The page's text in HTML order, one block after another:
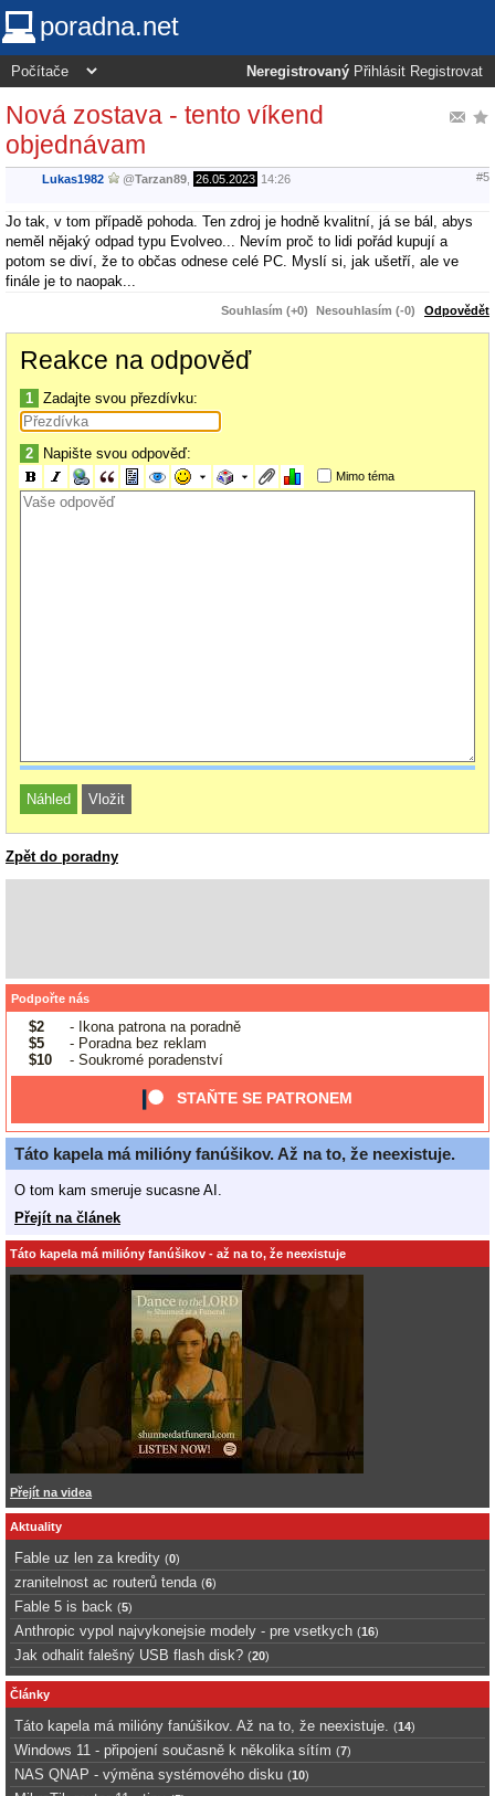
poradna.net
Neregistrovaný Přihlásit Registrovat
Nová zostava - tento víkend
objednávam
Lukas1982 @Tarzan89 26.05.2023 14:26 #5
Jo tak, v tom případě pohoda. Ten zdroj je hodně kvalitní, já se bál, abys
neměl nějaký odpad typu Evolveo... Nevím proč to lidi pořád kupují a
potom se diví, že to občas odnese celé PC. Myslí si, jak ušetří, ale ve
finále je to naopak...
Souhlasím (+0) Nesouhlasím (-0) Odpovědět
Reakce na odpověď
1 Zadajte svou přezdívku:
2 Napište svou odpověď:
Mimo téma
Zpět do poradny
Podpořte nás
$2
- Ikona patrona na poradně
$5
- Poradna bez reklam
$10
- Soukromé poradenství
STAŇTE SE PATRONEM
Táto kapela má milióny fanúšikov. Až na to, že neexistuje.
O tom kam smeruje sucasne AI.
Přejít na článek
Táto kapela má milióny fanúšikov - až na to, že neexistuje
Přejít na videa
Aktuality
Fable uz len za kredity (0)
zranitelnost ac routerů tenda (6)
Fable 5 is back (5)
Anthropic vypol najvykonejsie modely - pre vsetkych (16)
Jak odhalit falešný USB flash disk? (20)
Články
Táto kapela má milióny fanúšikov. Až na to, že neexistuje. (14)
Windows 11 - připojení současně k několika sítím (7)
NAS QNAP - výměna systémového disku (10)